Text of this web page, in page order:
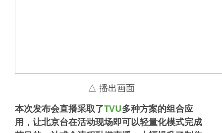
△ 播出画面
本次发布会直播采取了TVU多种方案的组合应
用，让北京台在活动现场即可以轻量化模式完成